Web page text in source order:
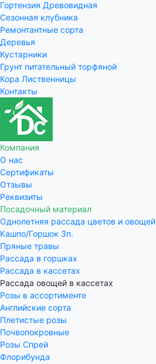
Гортензия Древовидная
Сезонная клубника
Ремонтантные сорта
Деревья
Кустарники
Грунт питательный торфяной
Кора Лиственницы
Контакты
Компания
О нас
Сертификаты
Отзывы
Реквизиты
Посадочный материал
Однолетняя рассада цветов и овощей
Кашпо/Горшок 3п.
Пряные травы
Рассада в горшках
Рассада в кассетах
Рассада овощей в кассетах
Розы в ассортименте
Английские сорта
Плетистые розы
Почвопокровные
Розы Спрей
Флорибунда